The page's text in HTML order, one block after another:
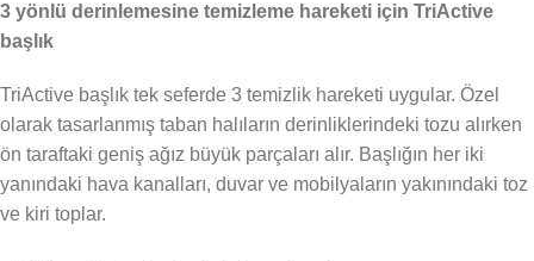
3 yönlü derinlemesine temizleme hareketi için TriActive
başlık
TriActive başlık tek seferde 3 temizlik hareketi uygular. Özel
olarak tasarlanmış taban halıların derinliklerindeki tozu alırken
ön taraftaki geniş ağız büyük parçaları alır. Başlığın her iki
yanındaki hava kanalları, duvar ve mobilyaların yakınındaki toz
ve kiri toplar.